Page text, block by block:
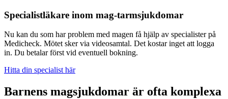
Specialistläkare inom mag-tarmsjukdomar
Nu kan du som har problem med magen få hjälp av specialister på
Medicheck. Mötet sker via videosamtal. Det kostar inget att logga
in. Du betalar först vid eventuell bokning.
Hitta din specialist här
Barnens magsjukdomar är ofta komplexa